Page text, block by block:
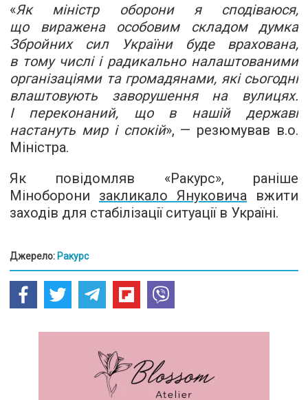
«Як міністр оборони я сподіваюся,
що виражена особовим складом думка
Збройних сил України буде врахована,
в тому числі і радикально налаштованими
організаціями та громадянами, які сьогодні
влаштовують заворушення на вулицях.
І переконаний, що в нашій державі
настануть мир і спокій», — резюмував в.о.
Міністра.
Як повідомляв «Ракурс», раніше
Міноборони закликало Януковича вжити
заходів для стабілізації ситуації в Україні.
Джерело: Ракурс